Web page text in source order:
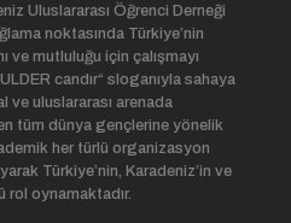
Uluslararası Öğrenci Derneği
noktasında Türkiye’nin
ve mutluluğu için çalışmayı
candır“ sloganıyla sahaya
ve uluslararası arenada
tüm dünya gençlerine yönelik
her türlü organizasyon
Türkiye’nin, Karadeniz’in ve
rol oynamaktadır.